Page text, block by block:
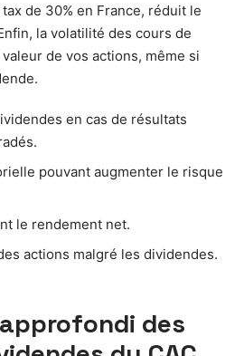
de 30% en France, réduit le
la volatilité des cours de
de vos actions, même si
en cas de résultats
pouvant augmenter le risque
le rendement net.
actions malgré les dividendes.
des